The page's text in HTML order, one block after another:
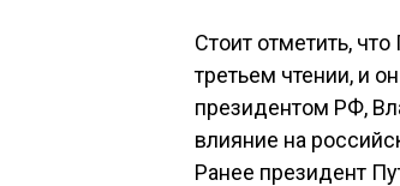
Стоит отметить,
третьем чтении, и
президентом РФ,
влияние на
Ранее президент